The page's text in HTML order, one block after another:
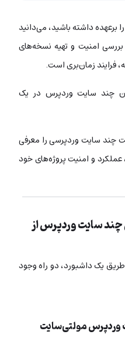
داشته باشید، می‌دانید
امنیت و تهیه نسخه‌های
زمان‌بری است.
چند سایت وردپرس در یک
چند سایت وردپرسی را معرفی
و امنیت پروژه‌های خود
سایت وردپرس از
یک داشبورد، دو راه وجود
مولتی‌سایت